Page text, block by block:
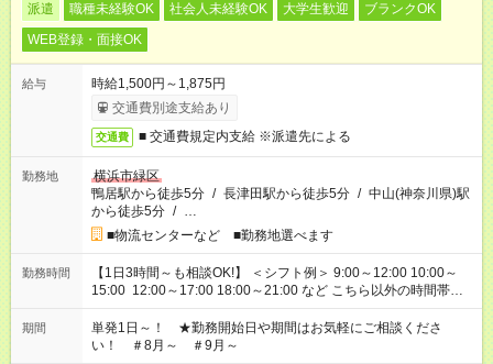
派遣 職種未経験OK 社会人未経験OK 大学生歓迎
ブランクOK
WEB登録・面接OK
給与
時給1,500円～1,875円
交通費別途支給あり
交通費 ■ 交通費規定内支給 ※派遣先による
勤務地
横浜市緑区
鴨居駅から徒歩5分 / 長津田駅から徒歩5分 / 中山(神奈川県)駅
から徒歩5分 / …
■物流センターなど ■勤務地選べます
勤務時間
【1日3時間～も相談OK!】 ＜シフト例＞ 9:00～12:00 10:00～
15:00 12:00～17:00 18:00～21:00 など こちら以外の時間帯も
お気軽にご相談ください！
期間
単発1日～！ ★勤務開始日や期間はお気軽にご相談くださ
い！ ＃8月～ ＃9月～